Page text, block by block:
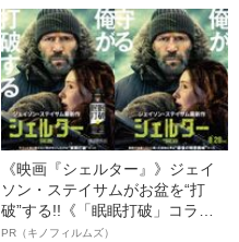
語る”《日本興収70億円突破》
《映画『シェルター』》ジェイ
ソン・ステイサムがお盆を“打
破”する!!《「眠眠打破」コラ
ボ》
PR（キノフィルムズ）